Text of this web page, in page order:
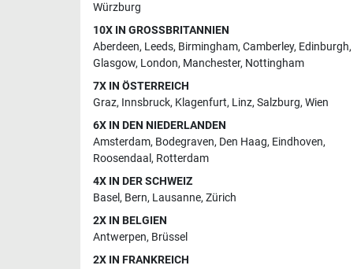
Würzburg
10X IN GROSSBRITANNIEN
Aberdeen, Leeds, Birmingham, Camberley, Edinburgh,
Glasgow, London, Manchester, Nottingham
7X IN ÖSTERREICH
Graz, Innsbruck, Klagenfurt, Linz, Salzburg, Wien
6X IN DEN NIEDERLANDEN
Amsterdam, Bodegraven, Den Haag, Eindhoven,
Roosendaal, Rotterdam
4X IN DER SCHWEIZ
Basel, Bern, Lausanne, Zürich
2X IN BELGIEN
Antwerpen, Brüssel
2X IN FRANKREICH